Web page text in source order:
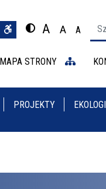
Przełącz na
A
A
Ustaw
A
MAPA STRONY
PROJEKTY